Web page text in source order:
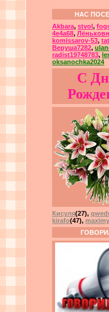
НАС
Akbara, stvol ,
4e4a68,
komissarov-53,
Веруша7282,
radist19748783,
oksanochka2024
С
Кисуля(27),
kirafo(47),